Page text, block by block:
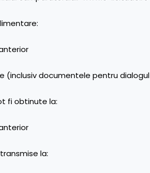
(inclusiv documentele pentru dialogul
fi obtinute la:
la: